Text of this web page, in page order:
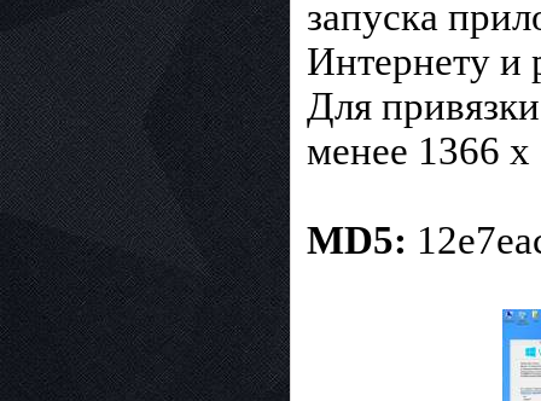
запуска
Интернету и
Для
менее 1366 x
MD5: